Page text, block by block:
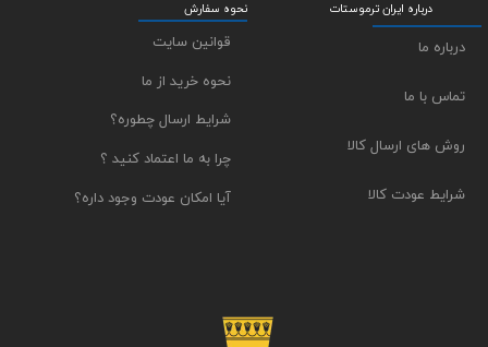
نحوه سفارش
قوانین سایت
نحوه خرید از ما
شرایط ارسال چطوره؟
چرا به ما اعتماد کنید ؟
آیا امکان عودت وجود داره؟
درباره ایران ترموستات
درباره ما
تماس با ما
روش های ارسال کالا
شرایط عودت کالا